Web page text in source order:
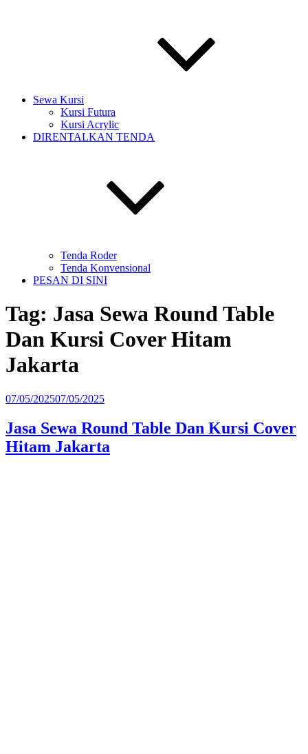
Sewa Kursi
Kursi Futura
Kursi Acrylic
DIRENTALKAN TENDA
Tenda Roder
Tenda Konvensional
PESAN DI SINI
Tag: Jasa Sewa Round Table
Dan Kursi Cover Hitam
Jakarta
Diposkan
07/05/202507/05/2025
Jasa Sewa Round Table Dan Kursi Cover
Hitam Jakarta